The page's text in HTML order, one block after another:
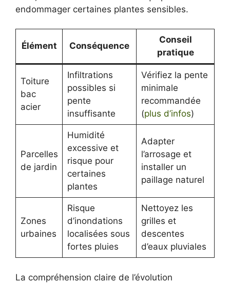
endommager certaines plantes sensibles.
Élément Conséquence
Conseil
pratique
Toiture
bac
acier
Infiltrations
possibles si
pente
insuffisante
Vérifiez la pente
minimale
recommandée
(plus d’infos)
Parcelles
de jardin
Humidité
excessive et
risque pour
certaines
plantes
Adapter
l’arrosage et
installer un
paillage naturel
Zones
urbaines
Risque
d’inondations
localisées sous
fortes pluies
Nettoyez les
grilles et
descentes
d’eaux pluviales
La compréhension claire de l’évolution